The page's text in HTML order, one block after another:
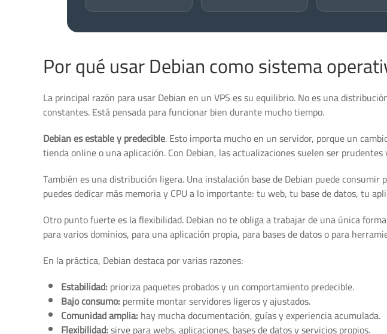
Por qué usar Debian como sistema
La principal razón para usar Debian en un VPS es su equilibrio. No es una
constantes. Está pensada para funcionar bien durante mucho tiempo.
Debian es estable y predecible. Esto importa mucho en un servidor, porque un
tienda online o una aplicación. Con Debian, las actualizaciones suelen ser
También es una distribución ligera. Una instalación base de Debian puede consumir
puedes dedicar más memoria y CPU a lo importante: tu web, tu base de datos, tu
Otro punto fuerte es la flexibilidad. Debian no te obliga a trabajar de una única
para varios dominios, para una aplicación propia, para bases de datos o para
En la práctica, Debian destaca por varias razones:
Estabilidad: prioriza paquetes probados y un comportamiento predecible.
Bajo consumo: permite montar servidores ligeros y ajustados.
Comunidad amplia: hay mucha documentación, guías y experiencia acumulada.
Flexibilidad:sirve para webs, aplicaciones, bases de datos y servicios propios.